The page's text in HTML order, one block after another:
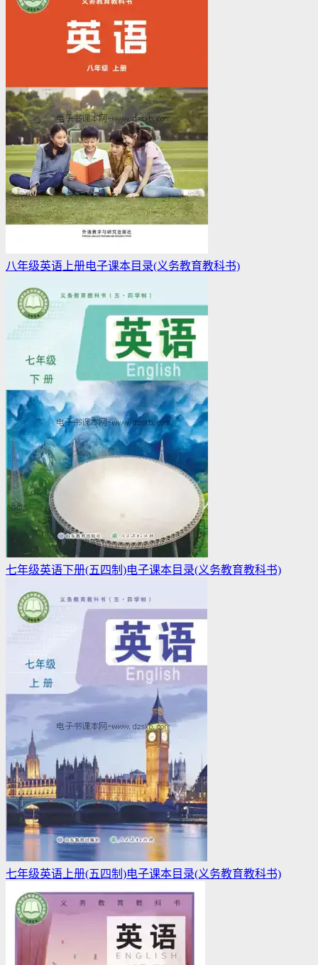
八年级英语上册电子课本目录(义务教育教科书)
七年级英语下册(五四制)电子课本目录(义务教育教科书)
七年级英语上册(五四制)电子课本目录(义务教育教科书)